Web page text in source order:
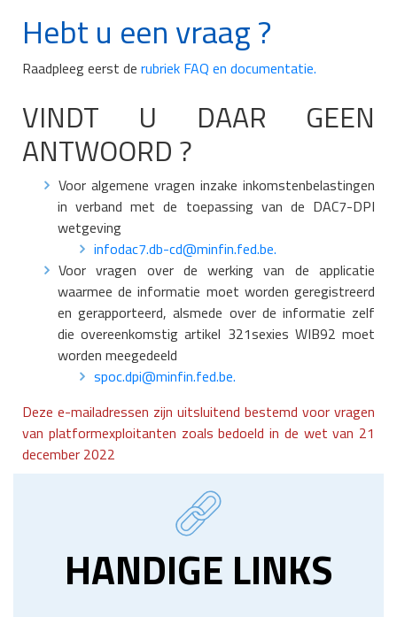
Hebt u een vraag ?
Raadpleeg eerst de rubriek FAQ en documentatie.
VINDT U DAAR GEEN
ANTWOORD ?
Voor algemene vragen inzake inkomstenbelastingen
in verband met de toepassing van de DAC7-DPI
wetgeving
infodac7.db-cd@minfin.fed.be.
Voor vragen over de werking van de applicatie
waarmee de informatie moet worden geregistreerd
en gerapporteerd, alsmede over de informatie zelf
die overeenkomstig artikel 321sexies WIB92 moet
worden meegedeeld
spoc.dpi@minfin.fed.be.
Deze e-mailadressen zijn uitsluitend bestemd voor vragen
van platformexploitanten zoals bedoeld in de wet van 21
december 2022
HANDIGE LINKS